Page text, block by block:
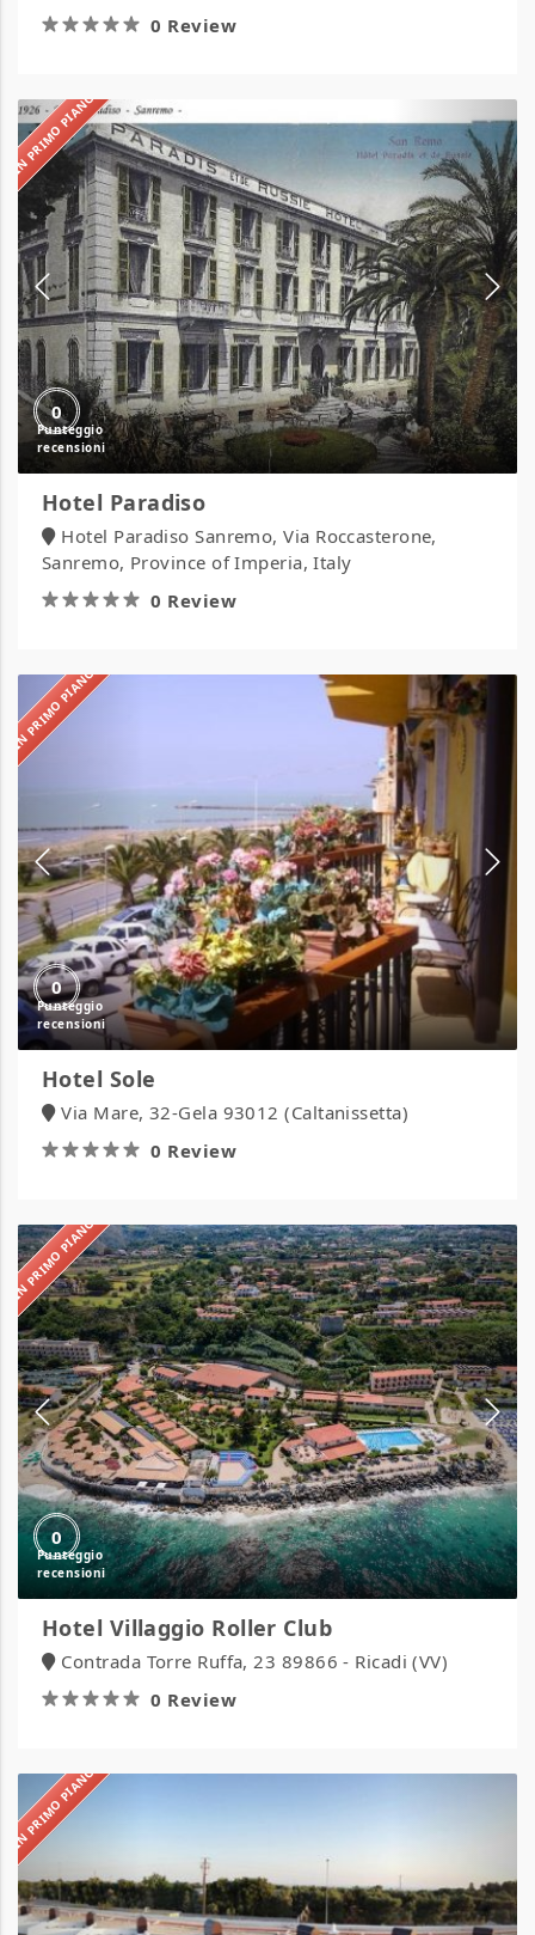
0 Review
IN PRIMO PIANO
0
Hotel
Paradiso
Hotel Paradiso
Hotel Paradiso Sanremo, Via Roccasterone,
Sanremo, Province of Imperia, Italy
0 Review
IN PRIMO PIANO
0
Hotel Sole
Via Mare, 32-Gela 93012 (Caltanissetta)
0 Review
IN PRIMO PIANO
0
Hotel
Villaggio
Roller
Club
Hotel Villaggio Roller Club
Contrada Torre Ruffa, 23 89866 - Ricadi (VV)
0 Review
IN PRIMO PIANO
&
Spa